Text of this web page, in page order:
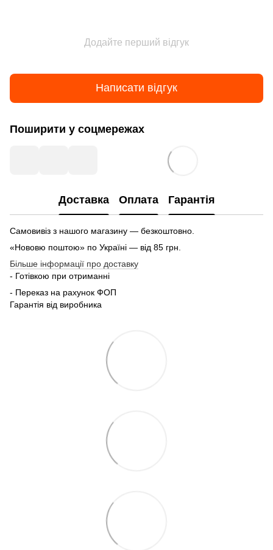
Додайте перший відгук
Написати відгук
Поширити у соцмережах
Доставка Оплата Гарантія
Самовивіз з нашого магазину — безкоштовно.
«Нововю поштою» по Україні — від 85 грн.
Більше інформації про доставку
- Готівкою при отриманні
- Переказ на рахунок ФОП
Гарантія від виробника